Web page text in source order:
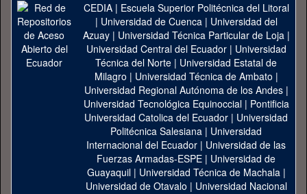
CEDIA| Escuela Superior Politécnica del Litoral
| Universidad de Cuenca| Universidad del
Azuay| Universidad Técnica Particular de Loja|
Universidad Central del Ecuador| Universidad
Técnica del Norte | Universidad Estatal de
Milagro | Universidad Técnica de Ambato |
Universidad Regional Autónoma de los Andes|
Universidad Tecnológica Equinoccial| Pontificia
Universidad Catolica del Ecuador | Universidad
Politécnica Salesiana | Universidad
Internacional del Ecuador | Universidad de las
Fuerzas Armadas-ESPE | Universidad de
Guayaquil| Universidad Técnica de Machala|
Universidad de Otavalo | Universidad Nacional